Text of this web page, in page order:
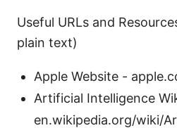
Useful URLs and
plain text)
Apple Website -
Artificial Intelligence
en.wikipedia.org/wiki/